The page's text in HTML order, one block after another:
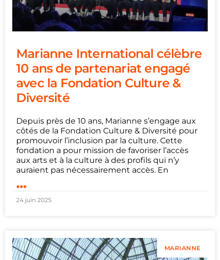
Marianne International célèbre
10 ans de partenariat engagé
avec la Fondation Culture &
Diversité
Depuis près de 10 ans, Marianne s’engage aux
côtés de la Fondation Culture & Diversité pour
promouvoir l’inclusion par la culture. Cette
fondation a pour mission de favoriser l’accès
aux arts et à la culture à des profils qui n’y
auraient pas nécessairement accès. En
...
24 juin 2025
MARIANNE